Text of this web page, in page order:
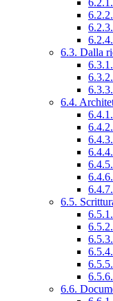
6.3. Dalla
6.4.
6.5.
6.6.